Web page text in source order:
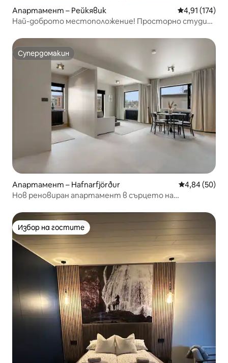
Апартамент – Рейкявик Средна
4,91 (174)
Най-доброто местоположение! Просторно студио
Супердомакин
Супердомакин
Апартамент – Hafnarfjörður Средна
4,84 (50)
Нов реновиран апартамент в сърцето на
Избор на гостите
Избор на гостите